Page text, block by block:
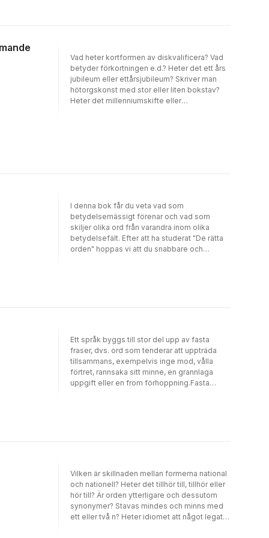
på samtliga avsnitt i boken.
Vad heter kortformen av diskvalificera? Vad
betyder förkortningen e.d.? Heter det ett års
jubileum eller ettårsjubileum? Skriver man
hötorgskonst med stor eller liten bokstav?
Heter det millenniumskifte eller
ordbildning är främst avsedd för studenter i
facit, vilket gör att boken lämpar sig för både
självstudier och lärarledd undervisning.
I denna bok får du veta vad som
betydelsemässigt förenar och vad som
skiljer olika ord från varandra inom olika
betydelsefält. Efter att ha studerat "De rätta
orden" hoppas vi att du snabbare och
avsedd för studenter i svenska som
främmande språk på avancerad nivå.
Övningarna är försedda med facit, vilket gör
att boken lämpar sig för både självstudier
och lärarledd undervisning.
Ett språk byggs till stor del upp av fasta
fraser, dvs. ord som tenderar att uppträda
tillsammans, exempelvis inge mod, vålla
förtret, rannsaka sitt minne, en grannlaga
uppgift eller en from förhoppning.Fasta
främmande språk på mycket avancerad nivå,
men den vänder sig även till
modersmålsstuderande som vill utveckla sitt
sinne för ords och frasers betydelsenyanser.
Vilken är skillnaden mellan formerna national
och nationell? Heter det tillhör till, tillhör eller
hör till? Är orden ytterligare och dessutom
synonymer? Stavas mindes och minns med
ett eller två n? Heter idiomet att något legat